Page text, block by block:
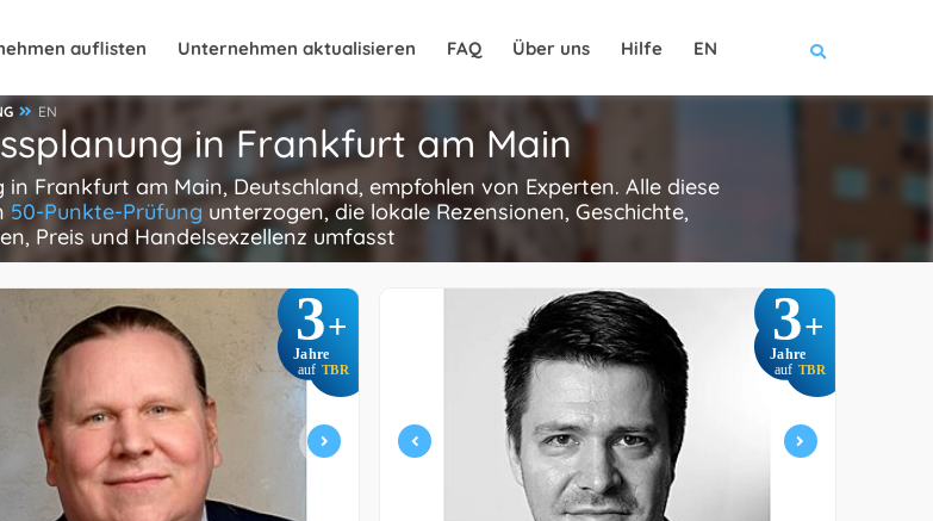
auflisten Unternehmen aktualisieren FAQ Über uns Hilfe EN
EN
in Frankfurt am Main
Frankfurt am Main, Deutschland, empfohlen von Experten. Alle diese
50-Punkte-Prüfung unterzogen, die lokale Rezensionen, Geschichte,
Preis und Handelsexzellenz umfasst
3+
Jahre
auf TBR
3+
Jahre
auf TBR